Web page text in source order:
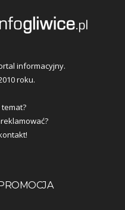
informacyjny.
roku.